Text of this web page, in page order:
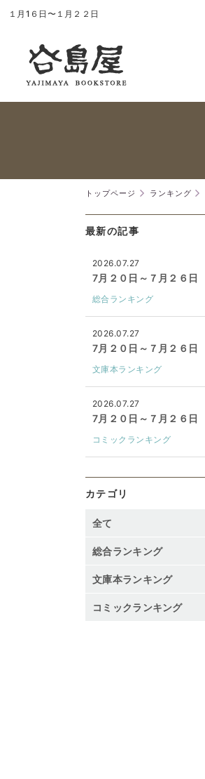
１月1６日〜１月２２日
トップページ ランキング
最新の記事
2026.07.27
7月２０日～７月２６日
総合ランキング
2026.07.27
7月２０日～７月２６日
文庫本ランキング
2026.07.27
7月２０日～７月２６日
コミックランキング
カテゴリ
全て
総合ランキング
文庫本ランキング
コミックランキング